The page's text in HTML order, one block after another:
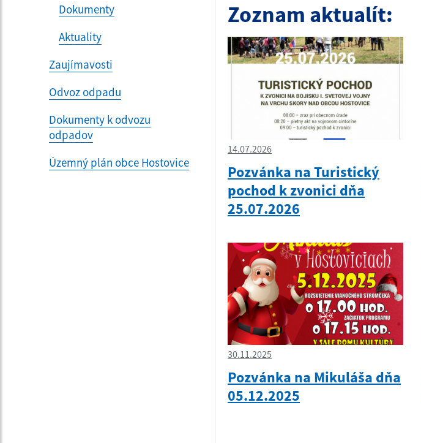
Dokumenty
Aktuality
Zaujímavosti
Odvoz odpadu
Dokumenty k odvozu
odpadov
Územný plán obce Hostovice
Zoznam aktualít:
14.07.2026
Pozvánka na Turistický
pochod k zvonici dňa
25.07.2026
30.11.2025
Pozvánka na Mikuláša dňa
05.12.2025